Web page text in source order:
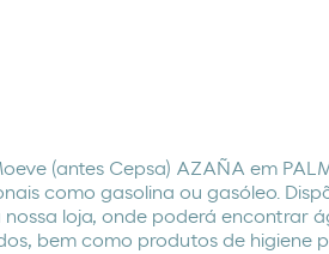
(antes Cepsa) AZAÑA em
como gasolina ou gasóleo.
nossa loja, onde poderá encontrar
bem como produtos de higiene